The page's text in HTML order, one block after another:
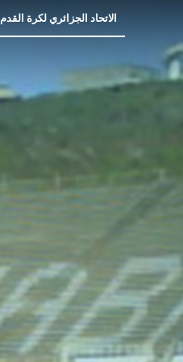
FÉDÉRATION ALGÉRIENNE DE FOOTBALL - الاتحاد الجزائري لكرة القدم